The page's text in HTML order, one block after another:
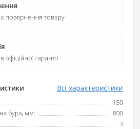
Всі характеристики
150
бура, мм:
800
3
повернення товару
офіційної гарантії